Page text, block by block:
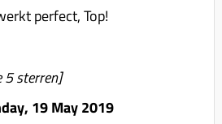
perfect, Top!
sterren]
19 May 2019